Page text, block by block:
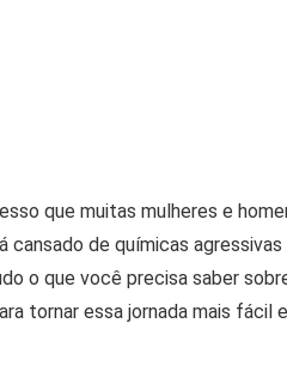
que muitas mulheres e
cansado de químicas
o que você precisa saber
tornar essa jornada mais fácil